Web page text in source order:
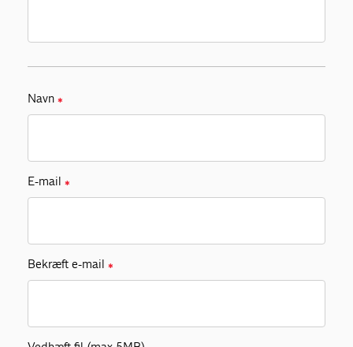
Navn ✱
E-mail ✱
Bekræft e-mail ✱